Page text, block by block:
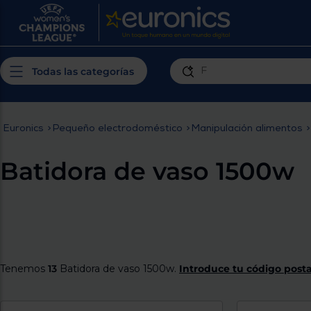
Personaliza tu
ti y con mejor plazo de entrega
Todas las categorías
Euronics > Pequeño electrodoméstico > Manipulación alimentos >
Batidora de vaso 1500w
Tenemos 13 Batidora de vaso 1500w. Introduce tu código